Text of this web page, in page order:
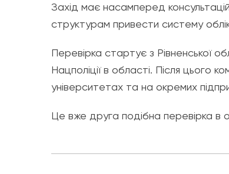
Захід має насамперед
структурам привести систему
Перевірка стартує з Рівненської
Нацполіції в області. Після цього
університетах та на окремих
Це вже друга подібна перевірка в